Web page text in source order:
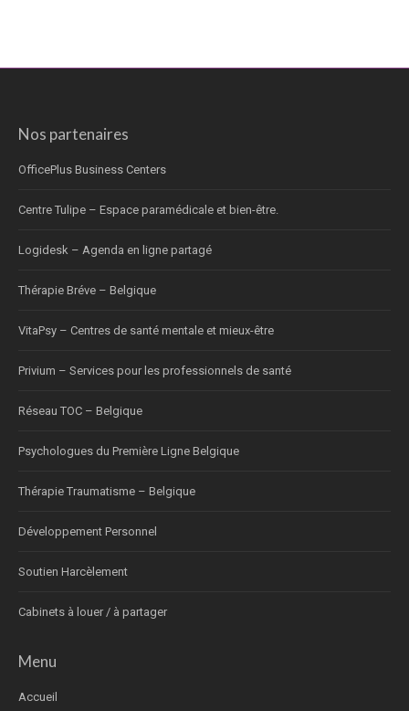
Nos partenaires
OfficePlus Business Centers
Centre Tulipe – Espace paramédicale et bien-être.
Logidesk – Agenda en ligne partagé
Thérapie Bréve – Belgique
VitaPsy – Centres de santé mentale et mieux-être
Privium – Services pour les professionnels de santé
Réseau TOC – Belgique
Psychologues du Première Ligne Belgique
Thérapie Traumatisme – Belgique
Développement Personnel
Soutien Harcèlement
Cabinets à louer / à partager
Menu
Accueil